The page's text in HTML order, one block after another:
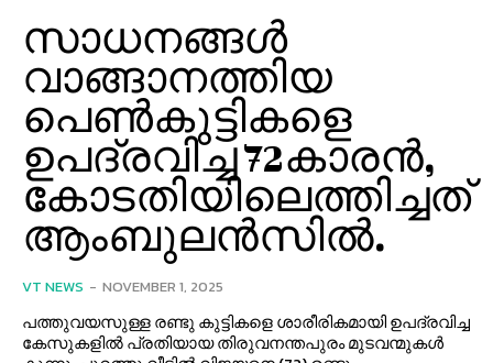
സാധനങ്ങൾ
വാങ്ങാനത്തിയ
പെൺകുട്ടികളെ
ഉപദ്രവിച്ച 72കാരൻ,
കോടതിയിലെത്തിച്ചത്
ആംബുലൻസിൽ.
VT NEWS - NOVEMBER 1, 2025
പത്തുവയസുള്ള രണ്ടു കുട്ടികളെ ശാരീരികമായി ഉപദ്രവിച്ച
കേസുകളിൽ പ്രതിയായ തിരുവനന്തപുരം മുടവന്മുകൾ